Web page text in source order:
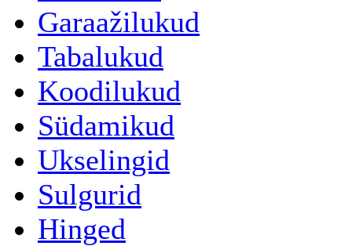
Garaažilukud
Tabalukud
Koodilukud
Südamikud
Ukselingid
Sulgurid
Hinged